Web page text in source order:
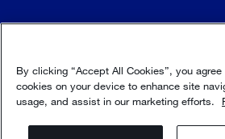
Cookie settings (EN)
Mappa del sito
© Sulzer Ltd 1996 - 2025
By clicking “Accept All Cookies”, you
cookies on your device to enhance site
usage, and assist in our marketing efforts.